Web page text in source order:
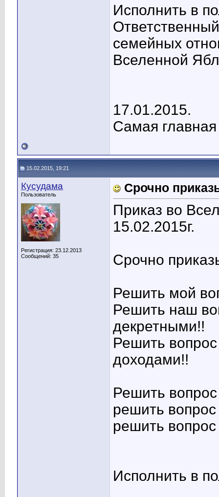
Исполнить в
семейных
Вселенной
17.01.2015.
Самая главная
15.02.2015, 19:21
Кусудама
Пользователь
Регистрация: 23.12.2013
Сообщений: 35
Срочно
Приказ во
15.02.2015г.
Срочно
Решить мой
Решить наш
декретными!!
Решить
доходами!!
Решить
решить
решить
Исполнить в